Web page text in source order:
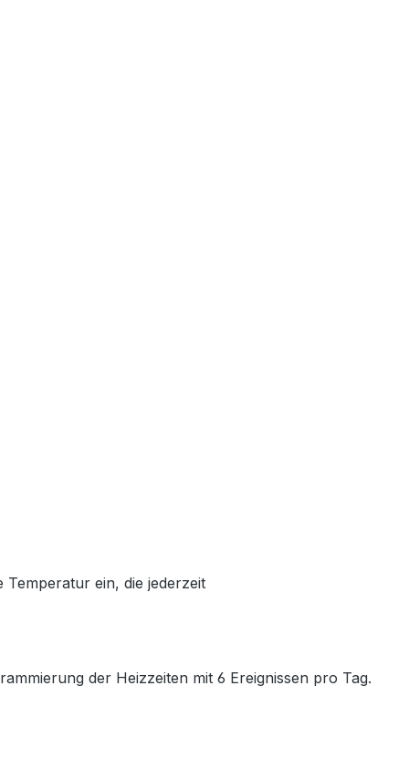
Temperatur ein, die jederzeit
der Heizzeiten mit 6 Ereignissen pro Tag.